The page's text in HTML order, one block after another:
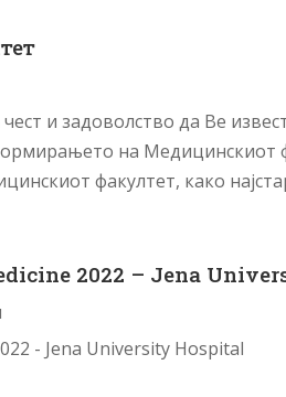
и задоволство да Ве
на Медицинскиот
факултет, како
2022 – Jena
- Jena University Hospital